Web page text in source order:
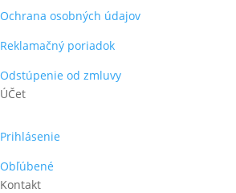
Ochrana osobných údajov
Reklamačný poriadok
Odstúpenie od zmluvy
ÚČet
Prihlásenie
Obľúbené
Kontakt